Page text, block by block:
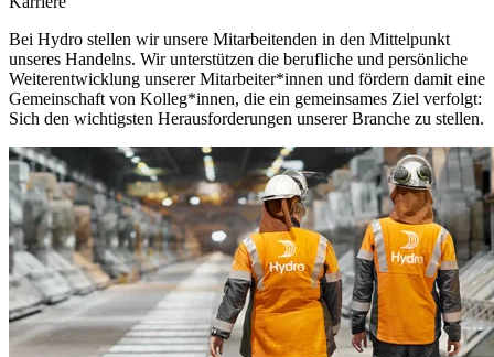
Bei Hydro stellen wir unsere Mitarbeitenden in den Mittelpunkt
unseres Handelns. Wir unterstützen die berufliche und persönliche
Weiterentwicklung unserer Mitarbeiter*innen und fördern damit eine
Gemeinschaft von Kolleg*innen, die ein gemeinsames Ziel verfolgt:
Sich den wichtigsten Herausforderungen unserer Branche zu stellen.